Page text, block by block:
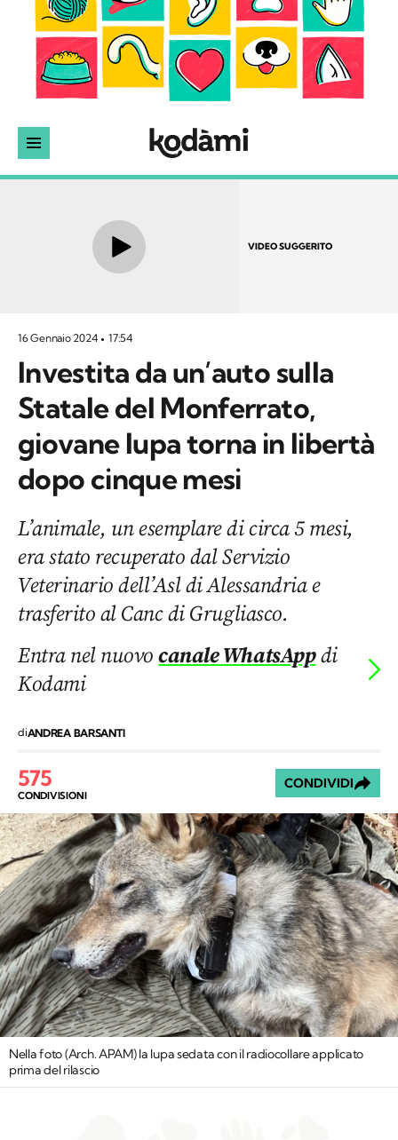
VIDEO SUGGERITO
16 Gennaio 2024 17:54
Investita da un’auto sulla
Statale del Monferrato,
giovane lupa torna in libertà
dopo cinque mesi
L’animale, un esemplare di circa 5 mesi,
era stato recuperato dal Servizio
Veterinario dell’Asl di Alessandria e
trasferito al Canc di Grugliasco.
Entra nel nuovocanale WhatsAppdi
Kodami
diANDREA BARSANTI
575
CONDIVISIONI
CONDIVIDI
Nella foto (Arch. APAM) la lupa sedata con il radiocollare applicato
prima del rilascio